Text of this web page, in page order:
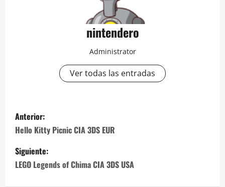
nintendero
Administrator
Ver todas las entradas
N
a
v
e
Anterior:
Hello Kitty Picnic CIA 3DS EUR
Siguiente:
LEGO Legends of Chima CIA 3DS USA